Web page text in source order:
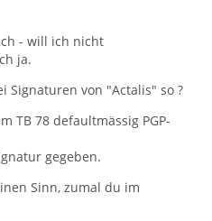
- will ich nicht
ja.
Signaturen von "Actalis" so ?
TB 78 defaultmässig PGP-
gegeben.
Sinn, zumal du im